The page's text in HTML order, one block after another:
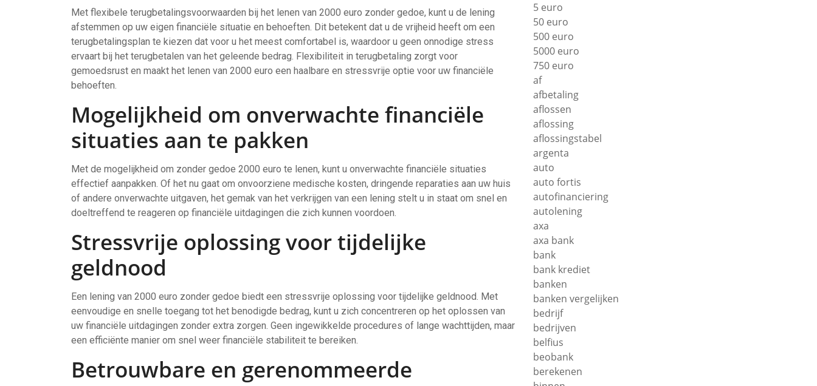
Met flexibele terugbetalingsvoorwaarden bij het lenen van 2000 euro zonder gedoe, kunt u de lening
afstemmen op uw eigen financiële situatie en behoeften. Dit betekent dat u de vrijheid heeft om een
terugbetalingsplan te kiezen dat voor u het meest comfortabel is, waardoor u geen onnodige stress
ervaart bij het terugbetalen van het geleende bedrag. Flexibiliteit in terugbetaling zorgt voor
gemoedsrust en maakt het lenen van 2000 euro een haalbare en stressvrije optie voor uw financiële
behoeften.
Mogelijkheid om onverwachte financiële
situaties aan te pakken
Met de mogelijkheid om zonder gedoe 2000 euro te lenen, kunt u onverwachte financiële situaties
effectief aanpakken. Of het nu gaat om onvoorziene medische kosten, dringende reparaties aan uw huis
of andere onverwachte uitgaven, het gemak van het verkrijgen van een lening stelt u in staat om snel en
doeltreffend te reageren op financiële uitdagingen die zich kunnen voordoen.
Stressvrije oplossing voor tijdelijke
geldnood
Een lening van 2000 euro zonder gedoe biedt een stressvrije oplossing voor tijdelijke geldnood. Met
eenvoudige en snelle toegang tot het benodigde bedrag, kunt u zich concentreren op het oplossen van
uw financiële uitdagingen zonder extra zorgen. Geen ingewikkelde procedures of lange wachttijden, maar
een efficiënte manier om snel weer financiële stabiliteit te bereiken.
Betrouwbare en gerenommeerde
5 euro
50 euro
500 euro
5000 euro
750 euro
af
afbetaling
aflossen
aflossing
aflossingstabel
argenta
auto
auto fortis
autofinanciering
autolening
axa
axa bank
bank
bank krediet
banken
banken vergelijken
bedrijf
bedrijven
belfius
beobank
berekenen